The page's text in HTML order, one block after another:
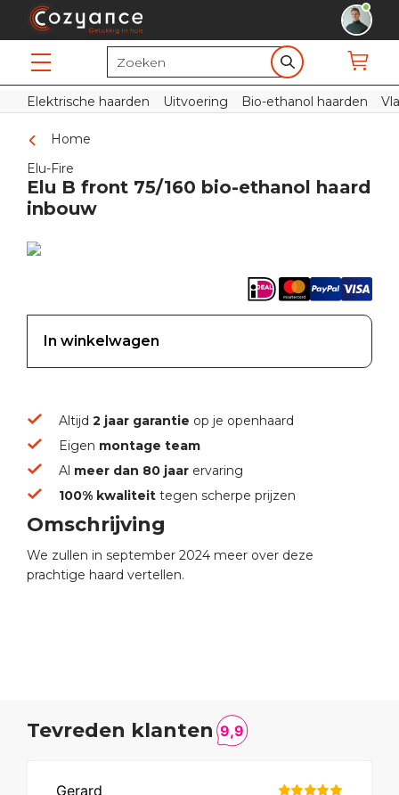
Elektrische haarden Uitvoering Bio-ethanol haarden
Home
Elu-Fire
Elu B front 75/160 bio-ethanol haard
inbouw
In winkelwagen
Altijd 2 jaar garantie op je openhaard
Eigen montage team
Al meer dan 80 jaar ervaring
100% kwaliteit tegen scherpe prijzen
Omschrijving
We zullen in september 2024 meer over deze
prachtige haard vertellen.
Tevreden klanten